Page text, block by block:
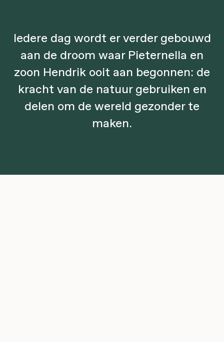
Iedere dag wordt er verder gebouwd
aan de droom waar Pieternella en
zoon Hendrik ooit aan begonnen: de
kracht van de natuur gebruiken en
delen om de wereld gezonder te
maken.